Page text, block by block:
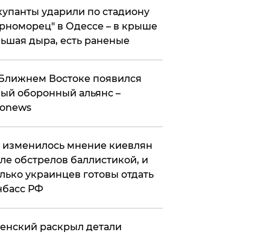
ударили по стадиону
в Одессе – в крыше
дыра, есть раненые
Востоке появился
оборонный альянс –
изменилось мнение киевлян
обстрелов баллистикой, и
украинцев готовы отдать
РФ
раскрыл детали